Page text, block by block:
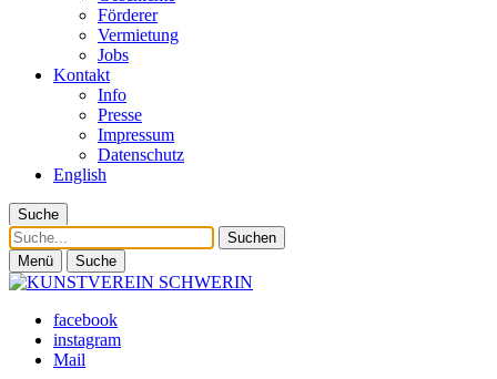
Förderer
Vermietung
Jobs
Kontakt
Info
Presse
Impressum
Datenschutz
English
Suche
Suche
Menü Suche
facebook
instagram
Mail